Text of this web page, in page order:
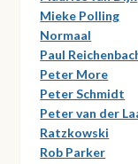
Mieke Polling
Normaal
Paul
Peter More
Peter Schmidt
Peter van der
Ratzkowski
Rob Parker